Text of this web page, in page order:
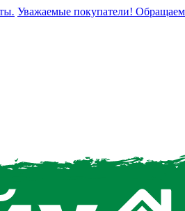
Уважаемые покупатели! Обращаем